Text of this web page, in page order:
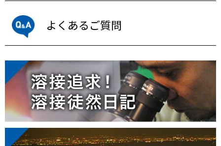
よくあるご質問